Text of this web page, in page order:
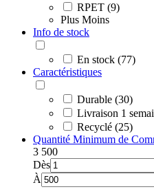
RPET (9)
Plus Moins
Info de stock
En stock (77)
Caractéristiques
Durable (30)
Livraison 1
Recyclé (25)
Quantité Minimum de
3 500
Dès
À